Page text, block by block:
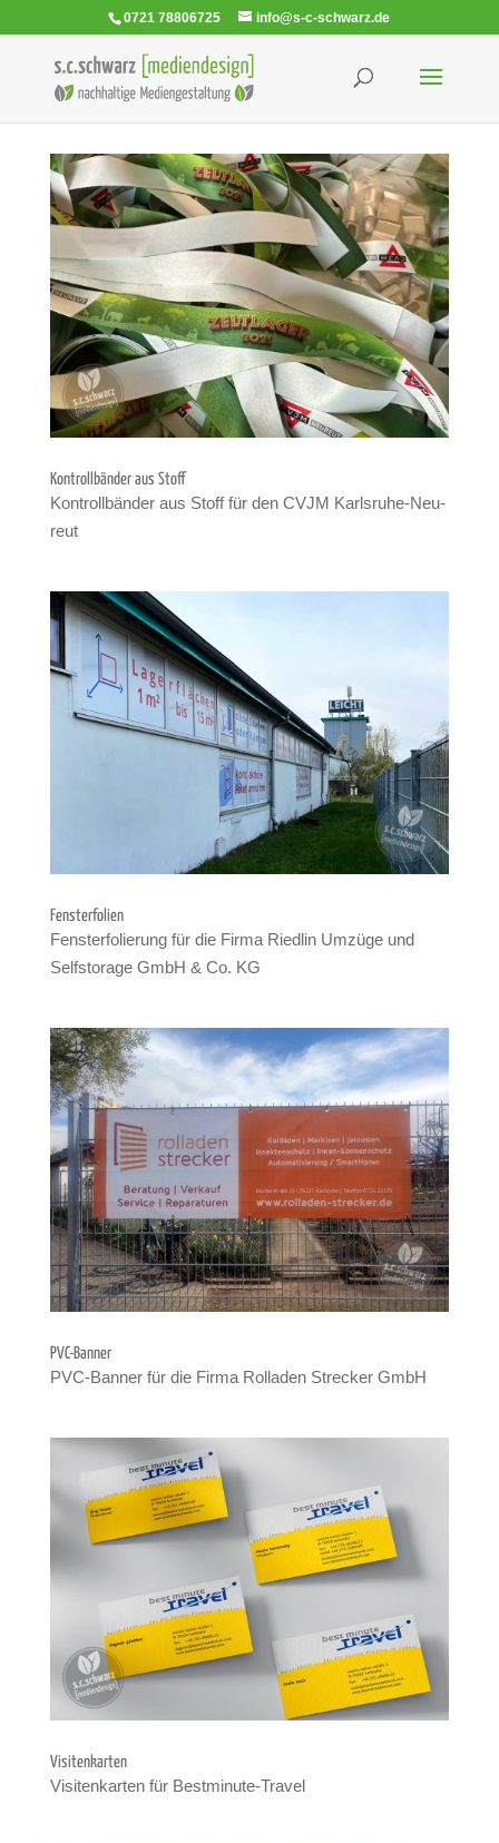
0721 78806725 info@s-c-schwarz.de
Kon­troll­bän­der aus Stoff
Kon­troll­bän­der aus Stoff für den CVJM Karls­ruhe-Neu­
reut
Fens­ter­fo­lien
Fens­ter­fo­lie­rung für die Firma Ried­lin Umzüge und
Self­sto­rage GmbH & Co. KG
PVC-Ban­ner
PVC-Ban­ner für die Firma Rol­la­den Stre­cker GmbH
Visi­ten­kar­ten
Visi­ten­kar­ten für Best­mi­nute-Tra­vel